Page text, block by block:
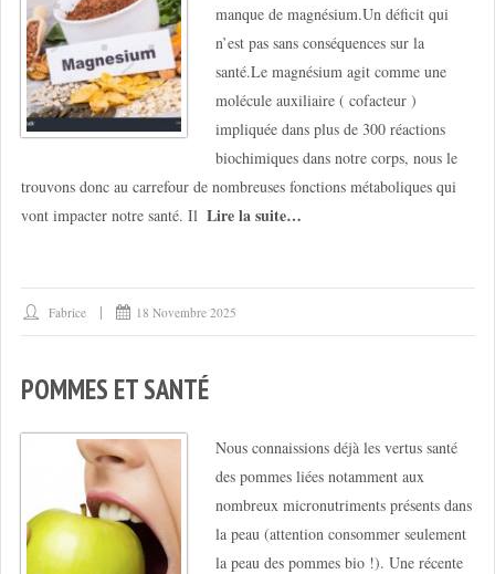
manque de magnésium.Un déficit qui
n’est pas sans conséquences sur la
santé.Le magnésium agit comme une
molécule auxiliaire ( cofacteur )
impliquée dans plus de 300 réactions
biochimiques dans notre corps, nous le
trouvons donc au carrefour de nombreuses fonctions métaboliques qui
vont impacter notre santé. Il Lire la suite…
Fabrice 18 Novembre 2025
POMMES ET SANTÉ
Nous connaissions déjà les vertus santé
des pommes liées notamment aux
nombreux micronutriments présents dans
la peau (attention consommer seulement
la peau des pommes bio !). Une récente